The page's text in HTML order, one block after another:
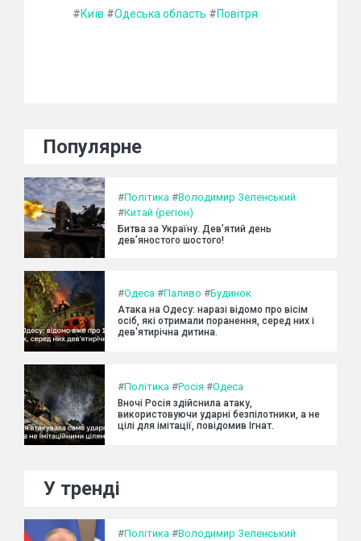
#Київ #Одеська область #Повітря
Популярне
#Політика #Володимир Зеленський
#Китай (регіон)
Битва за Україну. Дев’ятий день
дев’яностого шостого!
#Одеса #Паливо #Будинок
Атака на Одесу: наразі відомо про вісім
осіб, які отримали поранення, серед них і
дев'ятирічна дитина.
#Політика #Росія #Одеса
Вночі Росія здійснила атаку,
використовуючи ударні безпілотники, а не
цілі для імітації, повідомив Ігнат.
У тренді
#Політика #Володимир Зеленський